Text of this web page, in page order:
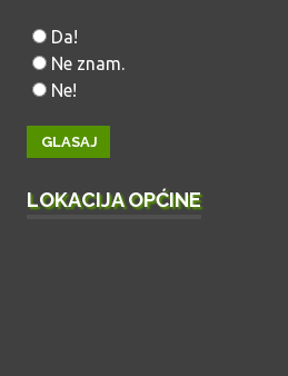
Da!
Ne znam.
Ne!
LOKACIJA OPĆINE